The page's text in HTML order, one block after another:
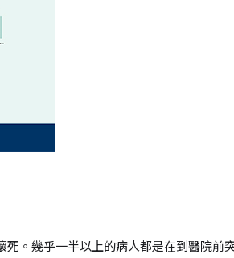
。幾乎一半以上的病人都是在到醫院前